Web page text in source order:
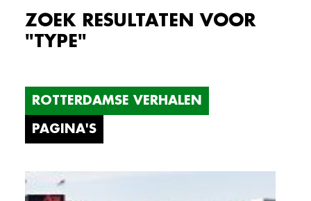
ZOEK RESULTATEN VOOR
"TYPE"
ROTTERDAMSE VERHALEN
PAGINA'S